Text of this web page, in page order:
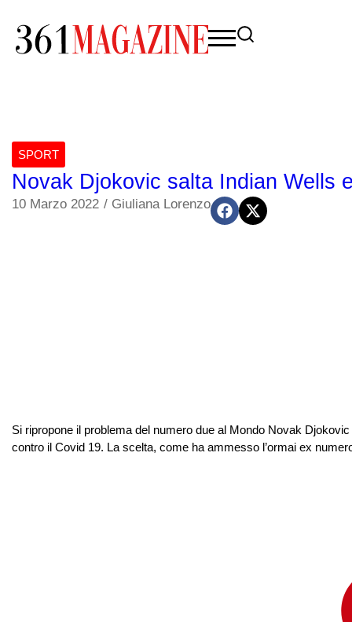
SPORT
Novak Djokovic salta Indian Wells
10 Marzo 2022 / Giuliana Lorenzo
Si ripropone il problema del numero due al Mondo Novak
contro il Covid 19. La scelta, come ha ammesso l’ormai ex